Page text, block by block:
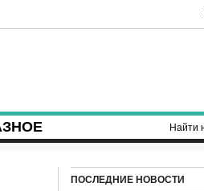
ПОСЛЕДНИЕ НОВОСТИ